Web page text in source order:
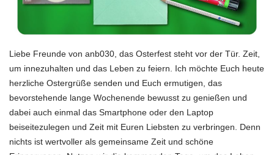
Liebe Freunde von anb030, das Osterfest steht vor der Tür. Zeit,
um innezuhalten und das Leben zu feiern. Ich möchte Euch heute
herzliche Ostergrüße senden und Euch ermutigen, das
bevorstehende lange Wochenende bewusst zu genießen und
dabei auch einmal das Smartphone oder den Laptop
beiseitezulegen und Zeit mit Euren Liebsten zu verbringen. Denn
nichts ist wertvoller als gemeinsame Zeit und schöne